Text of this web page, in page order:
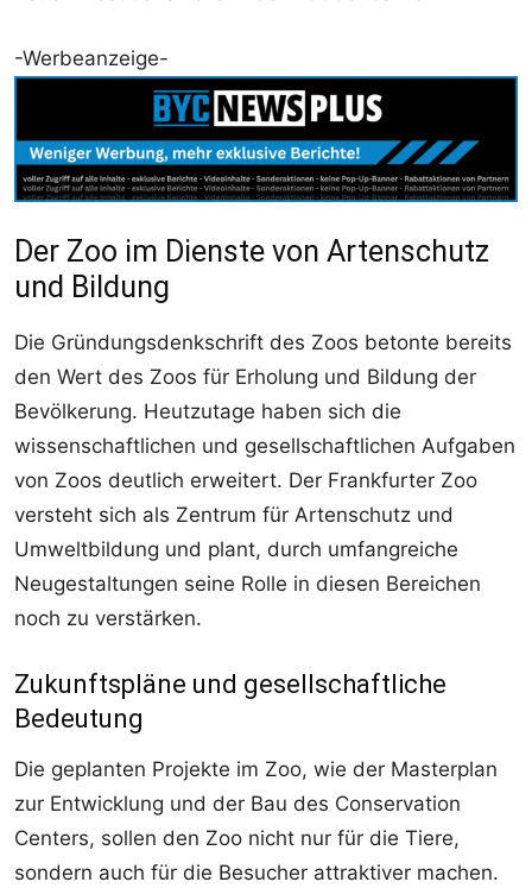
-Werbeanzeige-
Der Zoo im Dienste von Artenschutz
und Bildung
Die Gründungsdenkschrift des Zoos betonte bereits
den Wert des Zoos für Erholung und Bildung der
Bevölkerung. Heutzutage haben sich die
wissenschaftlichen und gesellschaftlichen Aufgaben
von Zoos deutlich erweitert. Der Frankfurter Zoo
versteht sich als Zentrum für Artenschutz und
Umweltbildung und plant, durch umfangreiche
Neugestaltungen seine Rolle in diesen Bereichen
noch zu verstärken.
Zukunftspläne und gesellschaftliche
Bedeutung
Die geplanten Projekte im Zoo, wie der Masterplan
zur Entwicklung und der Bau des Conservation
Centers, sollen den Zoo nicht nur für die Tiere,
sondern auch für die Besucher attraktiver machen.